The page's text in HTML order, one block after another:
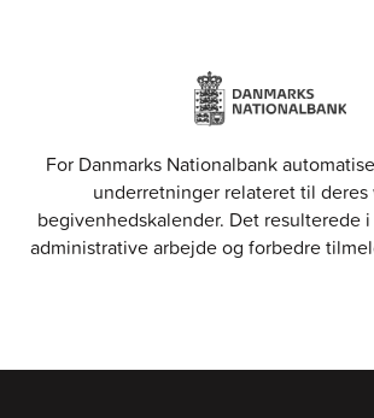
For Danmarks Nationalbank
underretninger relateret til deres
begivenhedskalender. Det resulterede
administrative arbejde og forbedre